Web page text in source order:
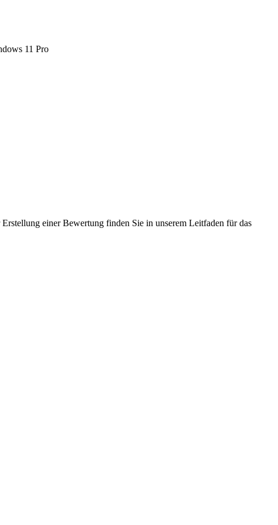
11 Pro
einer Bewertung finden Sie in unserem Leitfaden für das